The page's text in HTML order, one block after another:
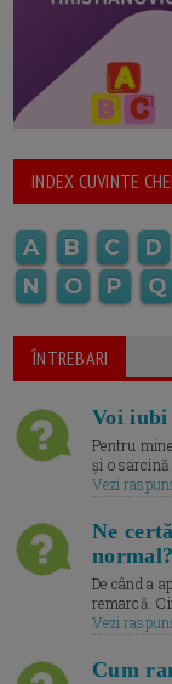
INDEX CUVINTE
A B C D
N
O P Q
ÎNTREBARI
Voi iubi
Pentru
și o
Vezi
Ne
normal?
De când a
remarcă.
Vezi
Cum